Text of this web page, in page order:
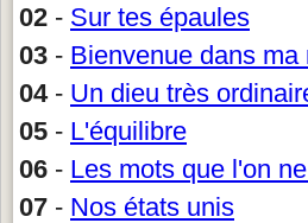
02 - Sur tes épaules
03 - Bienvenue dans ma
04- Un dieu très
05 - L'équilibre
06 - Les mots que l'on
07 - Nos états unis